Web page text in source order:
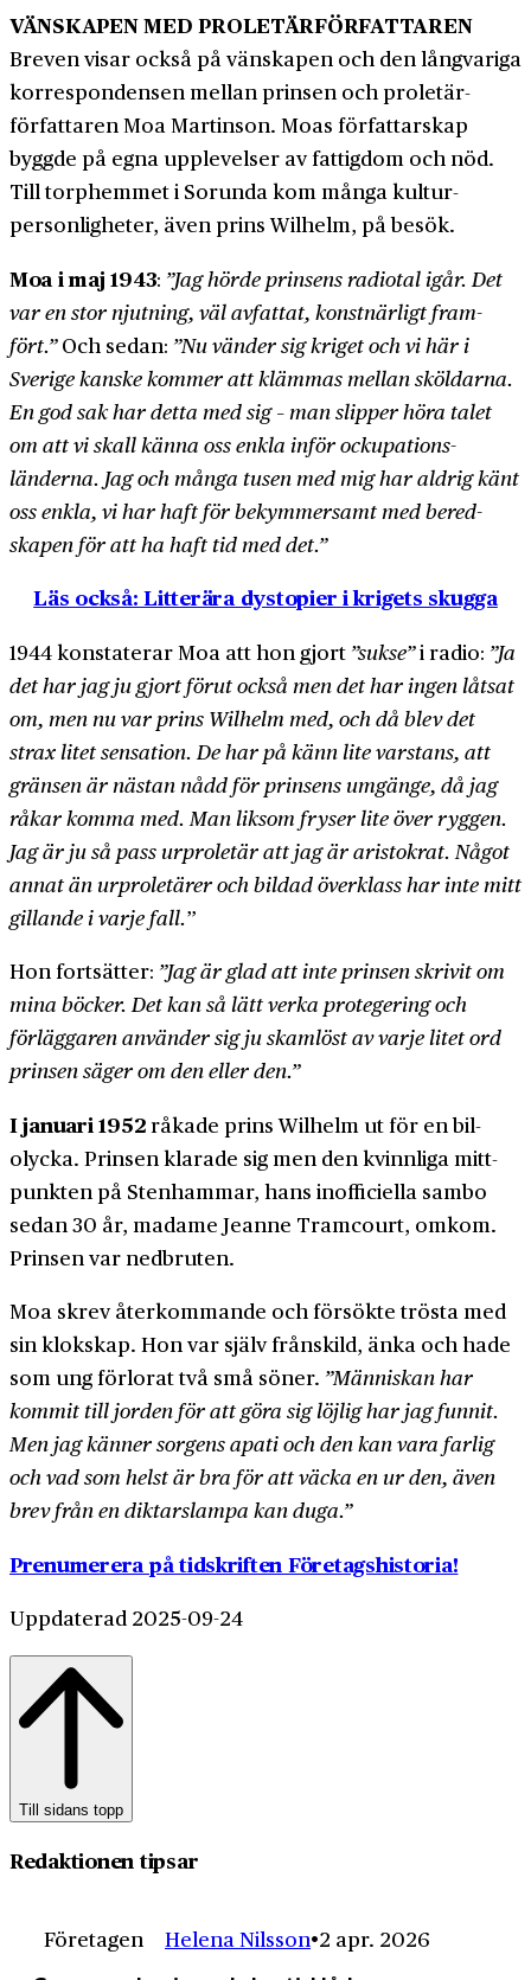
VÄNSKAPEN MED PROLETÄRFÖRFATTAREN
Breven visar också på vän­skapen och den lång­variga
korrespondensen mellan prinsen och proletär­
författaren Moa Martinson. Moas författar­skap
byggde på egna upplevelser av fattig­dom och nöd.
Till torp­hemmet i Sorunda kom många kultur­
personligheter, även prins Wilhelm, på besök.
Moa i maj 1943: ”Jag hörde prinsens radiotal igår. Det
var en stor njutning, väl avfattat, konstnärligt fram­
fört.”Och sedan: ”Nu vänder sig kriget och vi här i
Sverige kanske kommer att klämmas mellan sköldarna.
En god sak har detta med sig – man slipper höra talet
om att vi skall känna oss enkla inför ockupations­
länderna. Jag och många tusen med mig har aldrig känt
oss enkla, vi har haft för bekymmer­samt med bered­
skapen för att ha haft tid med det.”
Läs också: Litterära dystopier i krigets skugga
1944 konstaterar Moa att hon gjort ”sukse”i radio: ”Ja
det har jag ju gjort förut också men det har ingen låtsat
om, men nu var prins Wilhelm med, och då blev det
strax litet sensation. De har på känn lite varstans, att
gränsen är nästan nådd för prinsens umgänge, då jag
råkar komma med. Man liksom fryser lite över ryggen.
Jag är ju så pass urproletär att jag är aristokrat. Något
annat än urproletärer och bildad överklass har inte mitt
gillande i varje fall.”
Hon fortsätter: ”Jag är glad att inte prinsen skrivit om
mina böcker. Det kan så lätt verka protegering och
förläggaren använder sig ju skamlöst av varje litet ord
prinsen säger om den eller den.”
I januari 1952råkade prins Wilhelm ut för en bil­
olycka. Prinsen klarade sig men den kvinnliga mitt­
punkten på Stenhammar, hans inofficiella sambo
sedan 30 år, madame Jeanne Tramcourt, omkom.
Prinsen var ned­bruten.
Moa skrev åter­kommande och försökte trösta med
sin klokskap. Hon var själv från­skild, änka och hade
som ung förlorat två små söner. ”Människan har
kommit till jorden för att göra sig löjlig har jag funnit.
Men jag känner sorgens apati och den kan vara farlig
och vad som helst är bra för att väcka en ur den, även
brev från en diktar­slampa kan duga.”
Prenumerera på tidskriften Företagshistoria!
Uppdaterad 2025-09-24
Till sidans topp
Redaktionen tipsar
Företagen Helena Nilsson 2 apr. 2026